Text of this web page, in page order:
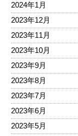
2024年1月
2023年12月
2023年11月
2023年10月
2023年9月
2023年8月
2023年7月
2023年6月
2023年5月